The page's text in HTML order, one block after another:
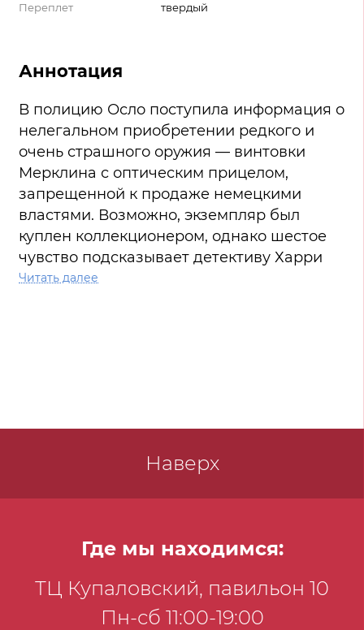
Переплет
твердый
Аннотация
В полицию Осло поступила информация о
нелегальном приобретении редкого и
очень страшного оружия — винтовки
Мерклина с оптическим прицелом,
запрещенной к продаже немецкими
властями. Возможно, экземпляр был
куплен коллекционером, однако шестое
чувство подсказывает детективу Харри
Холе: покупателя нужно найти как можно
трупов...
Читать далее
Наверх
Где мы находимся:
ТЦ Купаловский, павильон 10
Пн-сб 11:00-19:00